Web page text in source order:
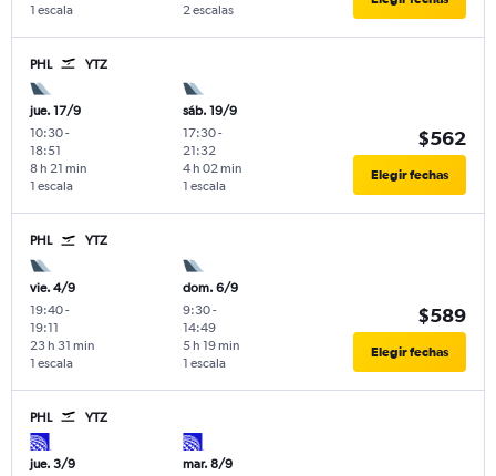
1 escala
2 escalas
PHL YTZ
jue. 17/9
10:30-
18:51
1 escala
8 h 21 min
sáb. 19/9
17:30-
21:32
1 escala
4 h 02 min
$562
Elegir fechas
PHL YTZ
vie. 4/9
19:40-
19:11
1 escala
23 h 31 min
dom. 6/9
9:30-
14:49
1 escala
5 h 19 min
$589
Elegir fechas
PHL YTZ
jue. 3/9
mar. 8/9